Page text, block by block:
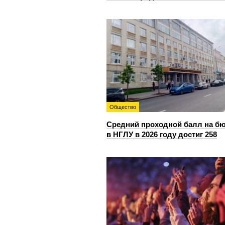
Общество
Средний проходной балл на
в НГЛУ в 2026 году достиг 258